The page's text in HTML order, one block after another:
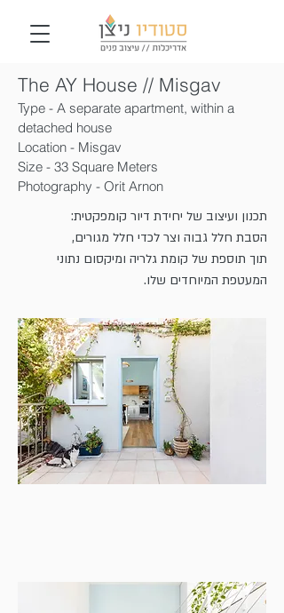
The AY House // Misgav
Type - A separate apartment, within a
detached house
Location - Misgav
Size - 33 Square Meters
Photography - Orit Arnon
תכנון ועיצוב של יחידת דיור קומפקטית:
הסבת חלל גבוה וצר לכדי חלל מגורים,
תוך תוספת של קומת גלריה ומיקסום נתוני
המעטפת המיוחדים שלו.